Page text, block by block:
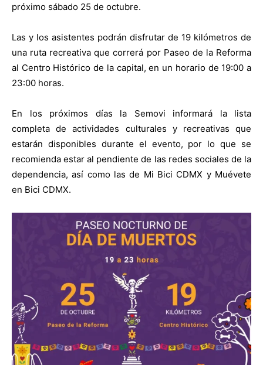
próximo sábado 25 de octubre.
Las y los asistentes podrán disfrutar de 19 kilómetros de
una ruta recreativa que correrá por Paseo de la Reforma
al Centro Histórico de la capital, en un horario de 19:00 a
23:00 horas.
En los próximos días la Semovi informará la lista
completa de actividades culturales y recreativas que
estarán disponibles durante el evento, por lo que se
recomienda estar al pendiente de las redes sociales de la
dependencia, así como las de Mi Bici CDMX y Muévete
en Bici CDMX.